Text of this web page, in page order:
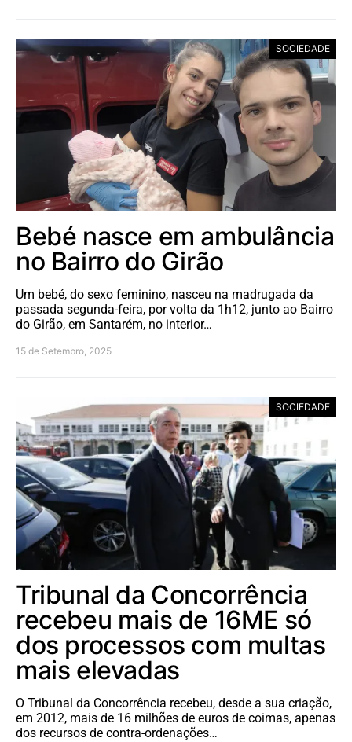
SOCIEDADE
Bebé nasce em ambulância
no Bairro do Girão
Um bebé, do sexo feminino, nasceu na madrugada da
passada segunda-feira, por volta da 1h12, junto ao Bairro
do Girão, em Santarém, no interior…
15 de Setembro, 2025
SOCIEDADE
Tribunal da Concorrência
recebeu mais de 16ME só
dos processos com multas
mais elevadas
O Tribunal da Concorrência recebeu, desde a sua criação,
em 2012, mais de 16 milhões de euros de coimas, apenas
dos recursos de contra-ordenações…